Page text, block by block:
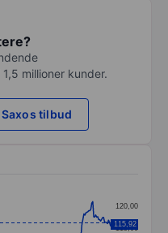
millioner kunder.
tilbud
115,00
120,00
115,92